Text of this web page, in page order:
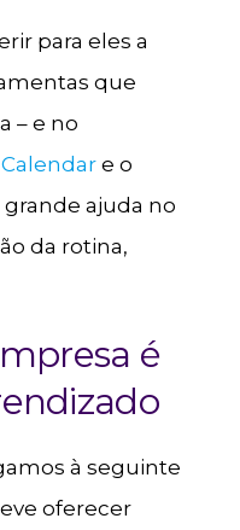
para eles a
que
– e no
e o
ajuda no
da rotina,
é
à seguinte
oferecer